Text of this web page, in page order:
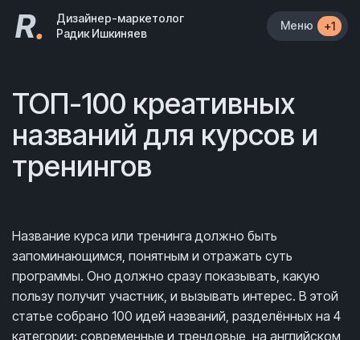
R.
Дизайнер-маркетолог
Радик Ишкиняев
Меню +1
ТОП-100 креативных
названий для курсов и
тренингов
Название курса или тренинга должно быть
запоминающимся, понятным и отражать суть
программы. Оно должно сразу показывать, какую
пользу получит участник, и вызывать интерес. В этой
статье собрано 100 идей названий, разделённых на 4
категории: современные и трендовые, на английском